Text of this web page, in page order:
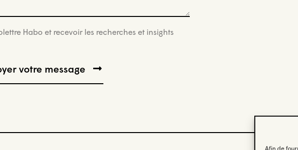
Afin de
Habo et recevoir les recherches et insights